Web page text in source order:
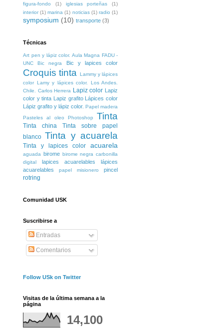
figura-fondo
(1) iglesias porteñas
(1)
interior (1) marina (1) noticias (1) radio (1)
symposium (10) transporte (3)
Técnicas
Art pen y lápiz color. Aula Magna FADU -
UNC
Bic negra Bic y lapices color
Croquis tinta
Lammy y lápices
color
Lamy y lápices color. Los Andes.
Chile. Carlos Herrera Lapiz color
Lapiz
color y tinta
Lapiz grafito
Lápices color
Lápiz grafito y lápiz color. Papel madera
Pasteles al oleo
Photoshop Tinta
Tinta china
Tinta sobre papel
blanco Tinta y acuarela
Tinta y lapices color acuarela
aguada birome birome negra carbonilla
digital
lapices acuarelables
lápices
acuarelables
papel misionero pincel
rotring
Comunidad USK
Suscribirse a
Entradas
Comentarios
Follow USk on Twitter
Visitas de la última semana a la
página
14,100